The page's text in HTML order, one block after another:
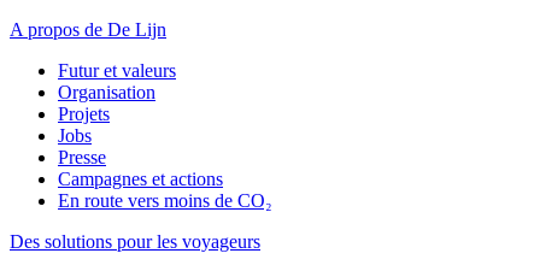
A propos de De Lijn
Futur et valeurs
Organisation
Projets
Jobs
Presse
Campagnes et actions
En route vers moins de CO₂
Des solutions pour les voyageurs